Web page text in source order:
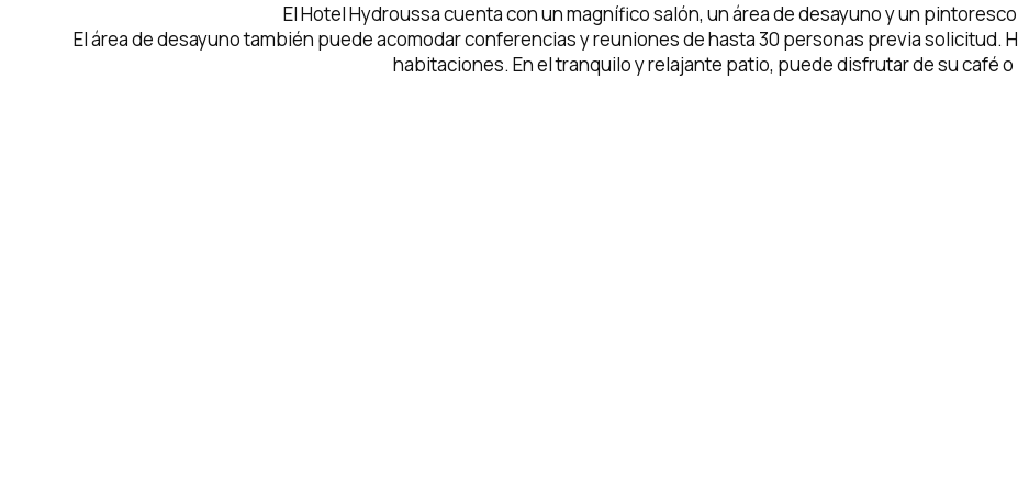
El Hotel Hydroussa cuenta con un magnífico salón, un área de desayuno y un
El área de desayuno también puede acomodar conferencias y reuniones de hasta 30 personas previa solicitud.
habitaciones. En el tranquilo y relajante patio, puede disfrutar de su café